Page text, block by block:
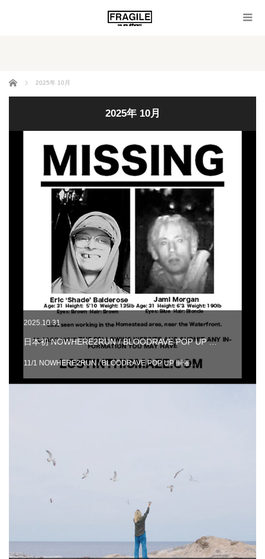
ホーム 2025年 10月
2025年 10月
2025.10.31
日本初 NOWHERE2RUN / BLOODRAVE POP UP …
11/1 NOWHERE2RUN / BLOODRAVE POP UP 開催…